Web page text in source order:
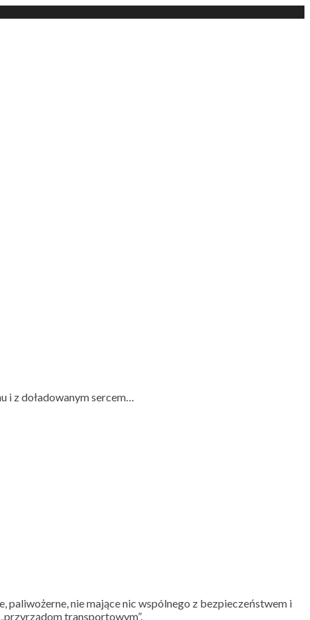
i z doładowanym sercem…
paliwożerne, nie mające nic wspólnego z bezpieczeństwem i
transportowym”.